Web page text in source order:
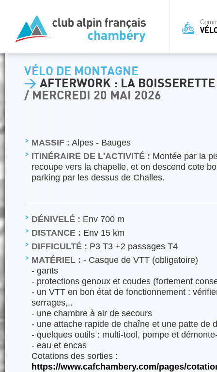
VÉLO DE MONTAGNE
> AFTERWORK : LA BOISSERETTE
/ MERCREDI 20 MAI 2026
MASSIF : Alpes - Bauges
ITINÉRAIRE DE L'ACTIVITÉ : Montée par la
recoupe vers la chapelle, et on descend cote
parking par les dessus de Challes.
DÉNIVELÉ : Env 700 m
DISTANCE : Env 15 km
DIFFICULTÉ : P3 T3 +2 passages T4
MATÉRIEL : - Casque de VTT (obligatoire)
- gants
- protections genoux et coudes (fortement
- un VTT en bon état de fonctionnement :
serrages,..
- une chambre à air de secours
- une attache rapide de chaîne et une patte de
- quelques outils : multi-tool, pompe et
- eau et encas
Cotations des sorties :
https://www.cafchambery.com/pages/